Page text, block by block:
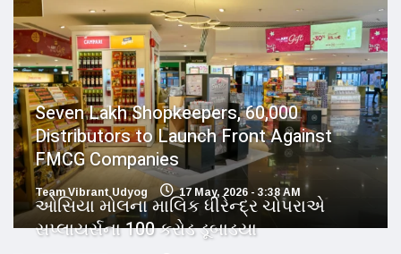
Seven Lakh Shopkeepers, 60,000
Distributors to Launch Front Against
FMCG Companies
Team Vibrant Udyog 17 May, 2026 - 3:38 AM
ઓસિયા મોલના માલિક ધીરેન્દ્ર ચોપરાએ
સપ્લાયર્સના 100 કરોડ ડૂબાડયા